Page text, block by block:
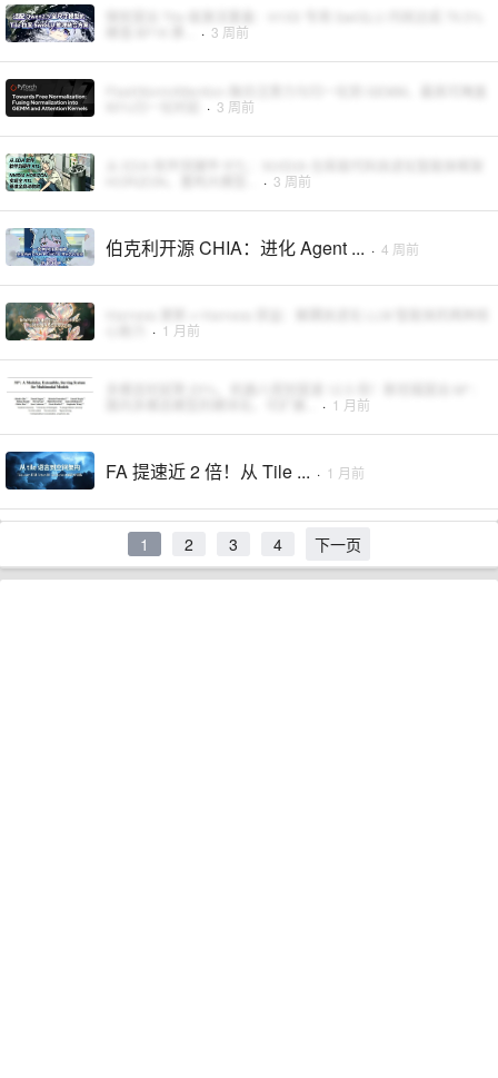
· 3 周前
· 3 周前
· 3 周前
伯克利开源 CHIA：进化 Agent ... · 4 周前
· 1 月前
· 1 月前
FA 提速近 2 倍！从 Tile ... · 1 月前
1 2 3 4 下一页